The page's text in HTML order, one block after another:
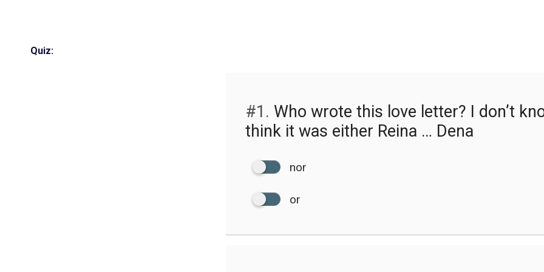
Quiz:
#1. Who wrote this love letter? I don’t
think it was either Reina … Dena
nor
or